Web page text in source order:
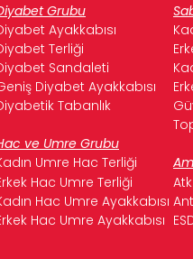
Grubu
Ayakkabısı
Terliği
Sandaleti
Diyabet Ayakkabısı
Tabanlık
ve Umre Grubu
Umre Hac Terliği
Hac Umre Terliği
Hac Umre Ayakkabısı
Hac Umre Ayakkabısı